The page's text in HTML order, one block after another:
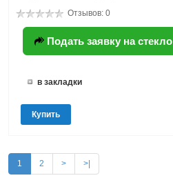
Отзывов: 0
Подать заявку на стекло
в закладки
Купить
1 2 > >|